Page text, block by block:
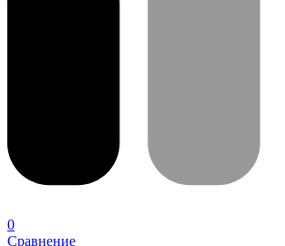
0
Сравнение